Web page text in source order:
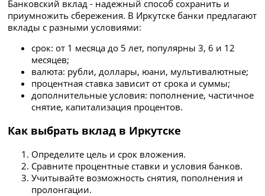
Банковский вклад - надежный способ сохранить и
приумножить сбережения. В Иркутске банки предлагают
вклады с разными условиями:
срок: от 1 месяца до 5 лет, популярны 3, 6 и 12
месяцев;
валюта: рубли, доллары, юани, мультивалютные;
процентная ставка зависит от срока и суммы;
дополнительные условия: пополнение, частичное
снятие, капитализация процентов.
Как выбрать вклад в Иркутске
Определите цель и срок вложения.
Сравните процентные ставки и условия банков.
Учитывайте возможность снятия, пополнения и
пролонгации.